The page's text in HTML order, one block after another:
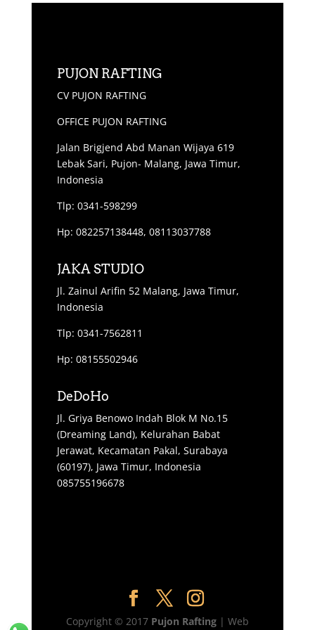
PUJON RAFTING
CV PUJON RAFTING
OFFICE PUJON RAFTING
Jalan Brigjend Abd Manan Wijaya 619
Lebak Sari, Pujon- Malang, Jawa Timur,
Indonesia
Tlp: 0341-598299
Hp: 082257138448, 08113037788
JAKA STUDIO
Jl. Zainul Arifin 52 Malang, Jawa Timur,
Indonesia
Tlp: 0341-7562811
Hp: 08155502946
DeDoHo
Jl. Griya Benowo Indah Blok M No.15
(Dreaming Land), Kelurahan Babat
Jerawat, Kecamatan Pakal, Surabaya
(60197), Jawa Timur, Indonesia
085755196678
Copyright © 2017 Pujon Rafting| Web